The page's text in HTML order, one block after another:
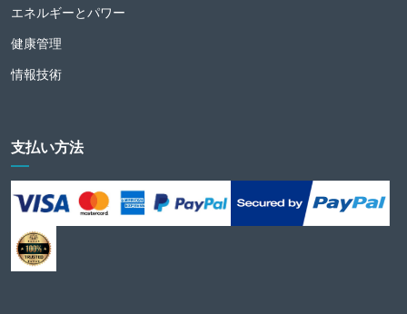
エネルギーとパワー
健康管理
情報技術
支払い方法